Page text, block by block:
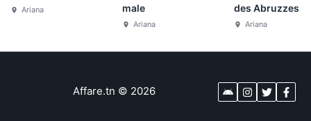
Ariana
male
Ariana
des Abruzzes
Ariana
Affare.tn © 2026